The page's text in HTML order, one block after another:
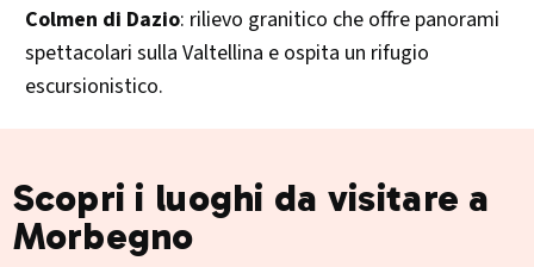
Colmen di Dazio: rilievo granitico che offre panorami
spettacolari sulla Valtellina e ospita un rifugio
escursionistico.​
Scopri i luoghi da visitare a
Morbegno